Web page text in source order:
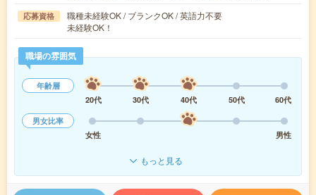
応募資格
職種未経験OK / ブランクOK / 英語力不要
未経験OK！
職場の雰囲気
年齢層
20代
30代 40代 50代
60代
男女比率
女性
男性
もっと見る